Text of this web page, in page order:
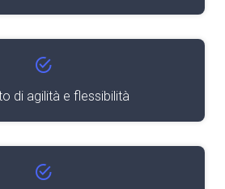
di agilità e flessibilità